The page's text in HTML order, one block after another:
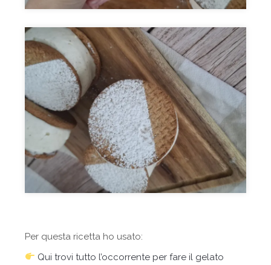
Per questa ricetta ho usato:
Qui trovi tutto l’occorrente per fare il gelato